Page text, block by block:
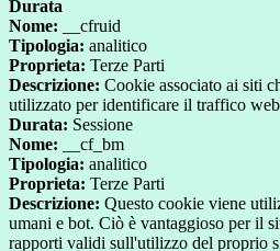
Durata
Nome: __cfruid
Tipologia: analitico
Proprieta: Terze Parti
Descrizione: Cookie associato ai siti
utilizzato per identificare il traffico
Durata: Sessione
Nome: __cf_bm
Tipologia: analitico
Proprieta: Terze Parti
Descrizione: Questo cookie viene
umani e bot. Ciò è vantaggioso per il
rapporti validi sull'utilizzo del proprio